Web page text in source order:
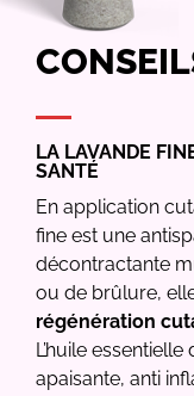
LA LAVANDE
SANTÉ
En application
fine est une
décontractante
ou de brûlure,
régénération
L’huile
apaisante, anti